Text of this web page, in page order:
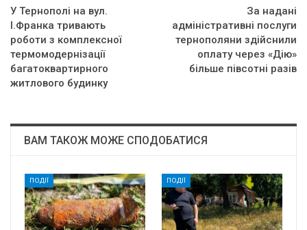
У Тернополі на вул.
І.Франка тривають
роботи з комплексної
термомодернізації
багатоквартирного
житлового будинку
За надані
адміністративні послуги
тернополяни здійснили
оплату через «Дію»
більше півсотні разів
ВАМ ТАКОЖ МОЖЕ СПОДОБАТИСЯ
ПОДІЇ ПОДІЇ